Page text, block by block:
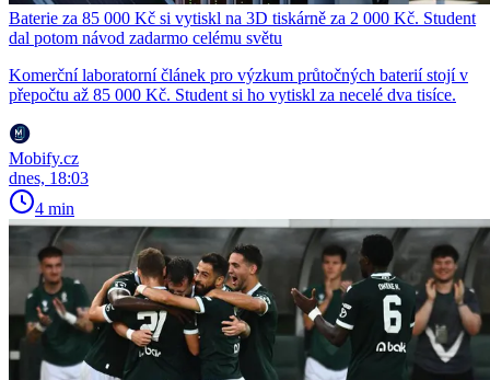
Baterie za 85 000 Kč si vytiskl na 3D tiskárně za 2 000 Kč. Student
dal potom návod zadarmo celému světu
Komerční laboratorní článek pro výzkum průtočných baterií stojí v
přepočtu až 85 000 Kč. Student si ho vytiskl za necelé dva tisíce.
Mobify.cz
dnes, 18:03
4 min